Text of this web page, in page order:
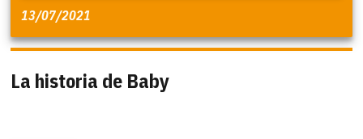
13/07/2021
La historia de Baby